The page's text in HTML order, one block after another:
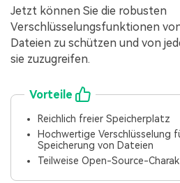
Jetzt können Sie die robusten
Verschlüsselungsfunktionen
Dateien zu schützen und von
sie zuzugreifen.
Vorteile
Reichlich freier Speicherplatz
Hochwertige Verschlüsselung
Speicherung von Dateien
Teilweise Open-Source-